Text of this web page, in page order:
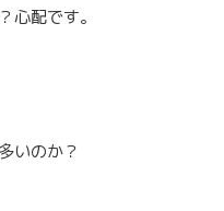
心配です。
いのか？